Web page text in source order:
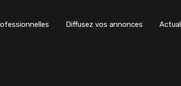
Diffusez vos annonces